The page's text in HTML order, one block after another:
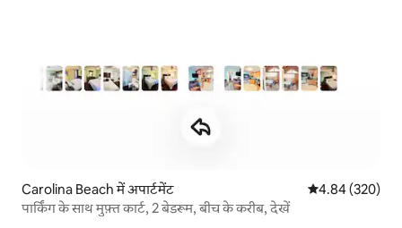
Carolina Beach में अपार्टमेंट औसत रेटिंग 5 में से
4.84 (320)
पार्किंग के साथ मुफ़्त कार्ट, 2 बेडरूम, बीच के करीब, देखें